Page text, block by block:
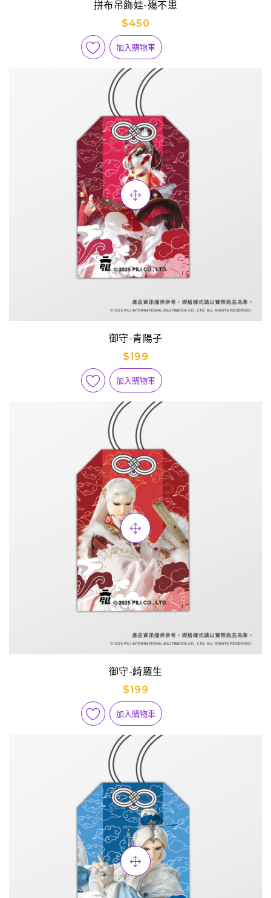
拼布吊飾娃-殤不患
$450
加入購物車
御守-青陽子
$199
加入購物車
御守-綺羅生
$199
加入購物車